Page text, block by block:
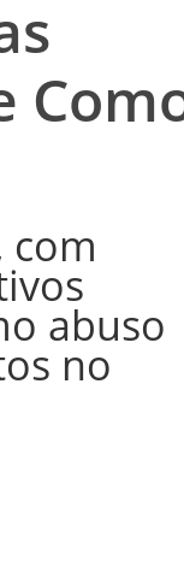
com
abuso
no